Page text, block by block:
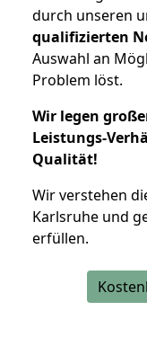
durch unseren
qualifizierten
Auswahl an
Problem löst.
Wir legen
Leistungs-
Qualität!
Wir verstehen
Karlsruhe und
erfüllen.